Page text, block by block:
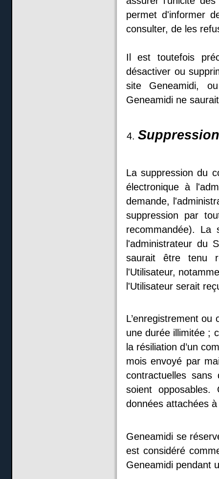
permet d'informer
consulter, de les
Il est toutefois
désactiver ou
site Geneamidi,
Geneamidi ne
La suppression du
électronique à
demande,
suppression par
recommandée). La
l'administrateur du
saurait être tenu
l'Utilisateur,
l'Utilisateur serait
L’enregistrement ou
une durée illimitée ;
la résiliation d’un
mois envoyé par
contractuelles sans
soient
données attachées
Geneamidi se
est considéré
Geneamidi pendant